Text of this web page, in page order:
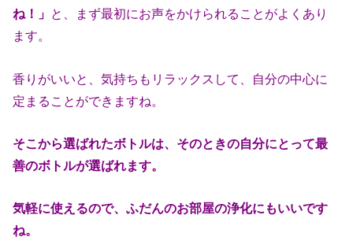
ね！」 と、まず最初にお声をかけられることがよくあり
ます。
香りがいいと、気持ちもリラックスして、自分の中心に
定まることができますね。
そこから選ばれたボトルは、そのときの自分にとって最
善のボトルが選ばれます。
気軽に使えるので、ふだんのお部屋の浄化にもいいです
ね。